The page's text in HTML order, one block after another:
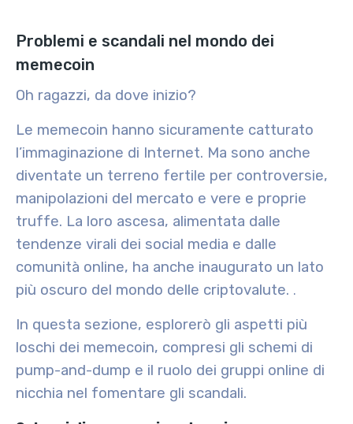
Problemi e scandali nel mondo dei
memecoin
Oh ragazzi, da dove inizio?
Le memecoin hanno sicuramente catturato
l’immaginazione di Internet. Ma sono anche
diventate un terreno fertile per controversie,
manipolazioni del mercato e vere e proprie
truffe. La loro ascesa, alimentata dalle
tendenze virali dei social media e dalle
comunità online, ha anche inaugurato un lato
più oscuro del mondo delle criptovalute. .
In questa sezione, esplorerò gli aspetti più
loschi dei memecoin, compresi gli schemi di
pump-and-dump e il ruolo dei gruppi online di
nicchia nel fomentare gli scandali.